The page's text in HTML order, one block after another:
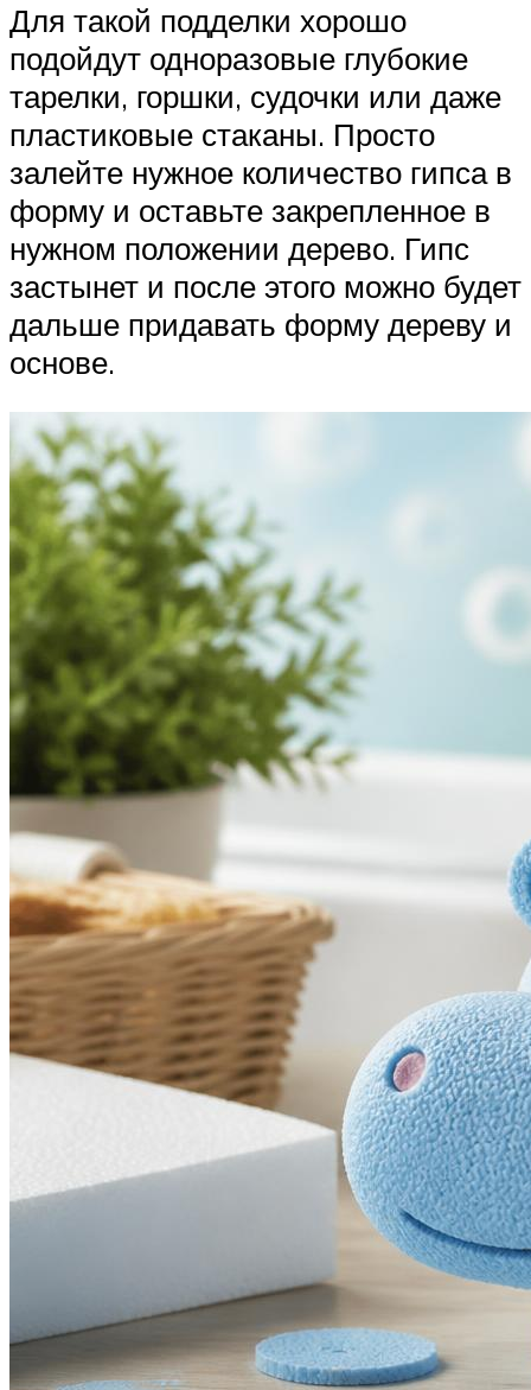
Для такой подделки хорошо
подойдут одноразовые глубокие
тарелки, горшки, судочки или даже
пластиковые стаканы. Просто
залейте нужное количество гипса в
форму и оставьте закрепленное в
нужном положении дерево. Гипс
застынет и после этого можно будет
дальше придавать форму дереву и
основе.